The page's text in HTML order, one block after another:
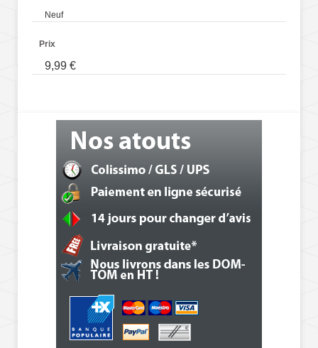
Neuf
Prix
9,99 €